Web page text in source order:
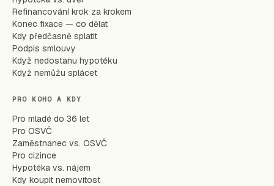
Refinancování krok za krokem
Konec fixace — co dělat
Kdy předčasně splatit
Podpis smlouvy
Když nedostanu hypotéku
Když nemůžu splácet
PRO KOHO A KDY
Pro mladé do 36 let
Pro OSVČ
Zaměstnanec vs. OSVČ
Pro cizince
Hypotéka vs. nájem
Kdy koupit nemovitost